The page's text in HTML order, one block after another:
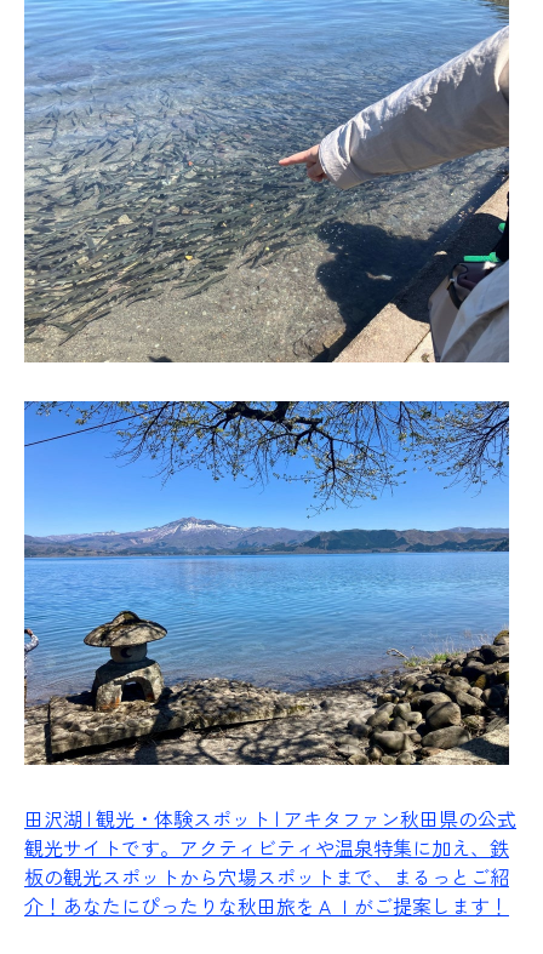
田沢湖 | 観光・体験スポット | アキタファン秋田県の公式
観光サイトです。アクティビティや温泉特集に加え、鉄
板の観光スポットから穴場スポットまで、まるっとご紹
介！あなたにぴったりな秋田旅をＡＩがご提案します！